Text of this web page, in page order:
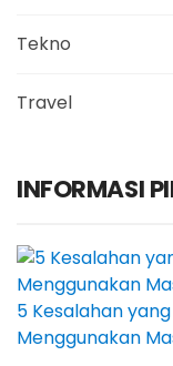
Tekno
Travel
INFORMASI
5 Kesalahan
Menggunakan